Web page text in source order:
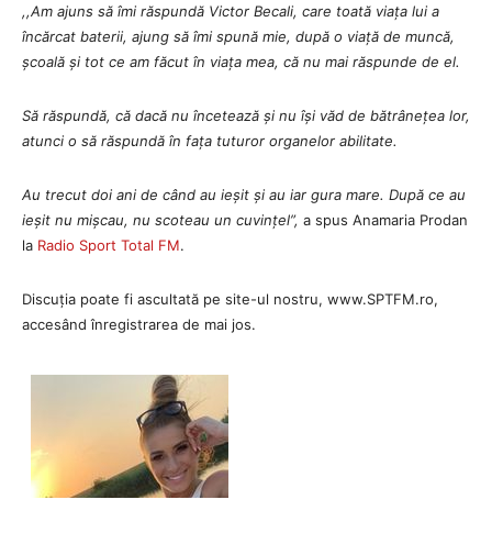
,,Am ajuns să îmi răspundă Victor Becali, care toată viața lui a
încărcat baterii, ajung să îmi spună mie, după o viață de muncă,
școală și tot ce am făcut în viața mea, că nu mai răspunde de el.
Să răspundă, că dacă nu încetează și nu își văd de bătrânețea lor,
atunci o să răspundă în fața tuturor organelor abilitate.
Au trecut doi ani de când au ieșit și au iar gura mare. După ce au
ieșit nu mișcau, nu scoteau un cuvințel”, a spus Anamaria Prodan
la Radio Sport Total FM.
Discuția poate fi ascultată pe site-ul nostru, www.SPTFM.ro,
accesând înregistrarea de mai jos.